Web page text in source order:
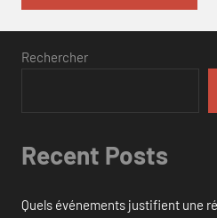
Rechercher
Recent Posts
Quels événements justifient une